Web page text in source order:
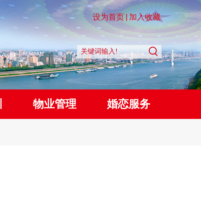
设为首页 加入收藏
物业管理 婚恋服务